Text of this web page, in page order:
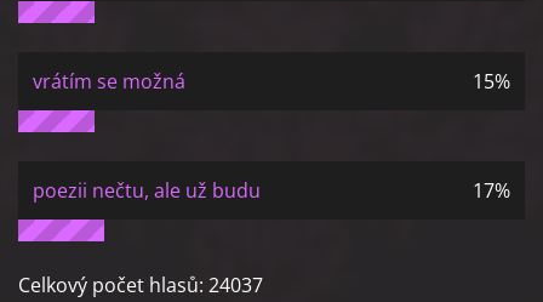
vrátím se možná 15%
poezii nečtu, ale už budu 17%
Celkový počet hlasů: 24037